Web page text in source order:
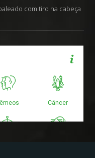
com tiro na cabeça